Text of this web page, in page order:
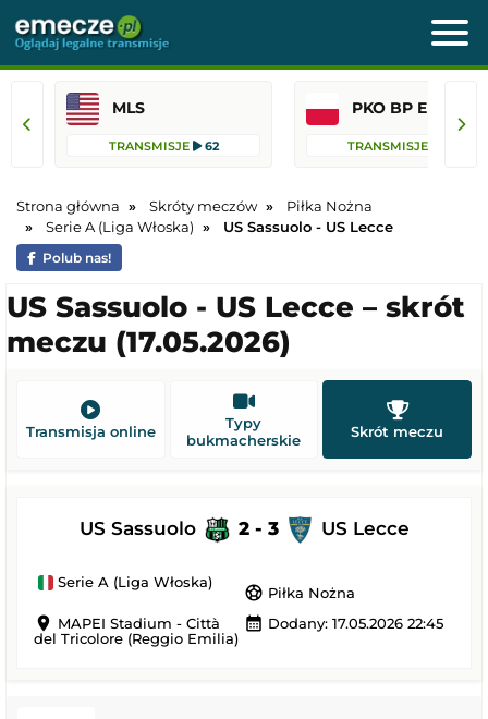
MLS
TRANSMISJE 62 TRANSMISJE
Strona główna Skróty meczów
Piłka Nożna
Serie A (Liga Włoska)
US Sassuolo - US Lecce
Polub nas!
US Sassuolo - US Lecce – skrót
meczu (17.05.2026)
Transmisja online
Typy
bukmacherskie
Skrót meczu
US Sassuolo 2 - 3 US Lecce
Serie A (Liga Włoska)
sports_soccer Piłka Nożna
location_on MAPEI Stadium - Città
del Tricolore (Reggio Emilia)
calendar_month Dodany: 17.05.2026 22:45